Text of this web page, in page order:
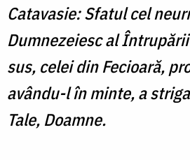
Catavasie: Sfatul cel
Dumnezeiesc al
sus, celei din Fecioară,
avându-l în minte, a
Tale, Doamne.